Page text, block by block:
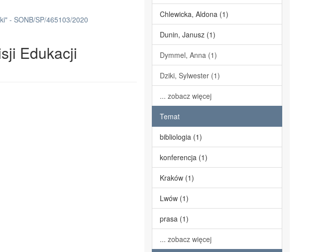
- SONB/SP/465103/2020
Edukacji
Chlewicka, Aldona (1)
Dunin, Janusz (1)
Dymmel, Anna (1)
Dziki, Sylwester (1)
... zobacz więcej
Temat
bibliologia (1)
konferencja (1)
Kraków (1)
Lwów (1)
prasa (1)
... zobacz więcej